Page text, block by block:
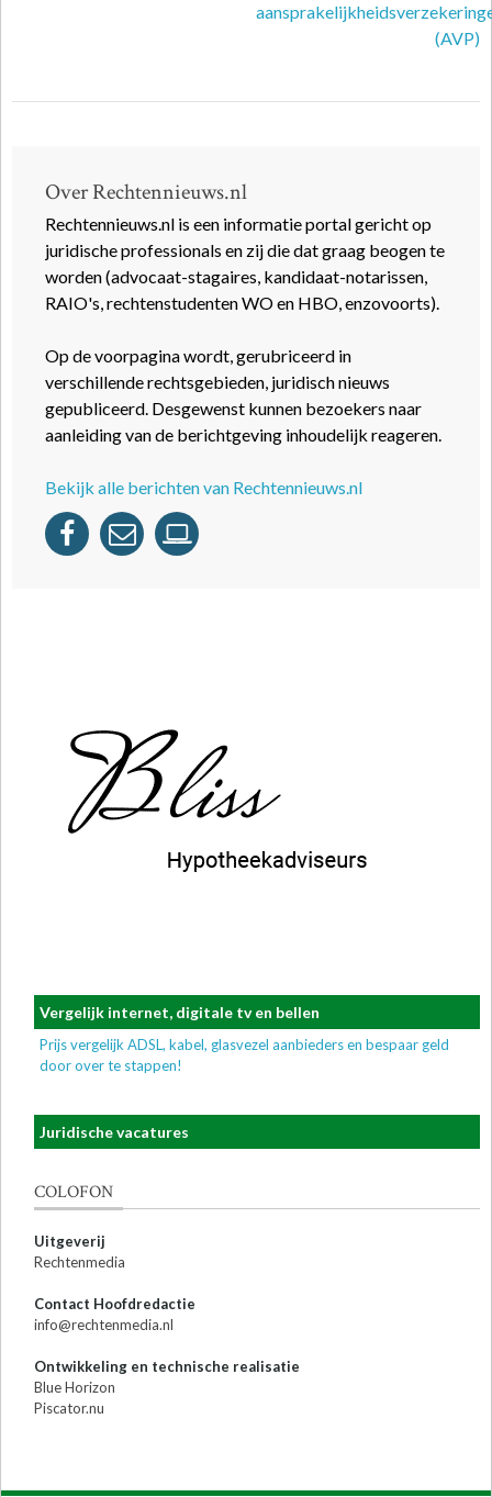
(AVP)
Over Rechtennieuws.nl
Rechtennieuws.nl is een informatie portal gericht op
juridische professionals en zij die dat graag beogen te
worden (advocaat-stagaires, kandidaat-notarissen,
RAIO's, rechtenstudenten WO en HBO, enzovoorts).
Op de voorpagina wordt, gerubriceerd in
verschillende rechtsgebieden, juridisch nieuws
gepubliceerd. Desgewenst kunnen bezoekers naar
aanleiding van de berichtgeving inhoudelijk reageren.
Bekijk alle berichten van Rechtennieuws.nl
Vergelijk internet, digitale tv en bellen
Prijs vergelijk ADSL, kabel, glasvezel aanbieders en bespaar geld
door over te stappen!
Juridische vacatures
COLOFON
Uitgeverij
Rechtenmedia
Contact Hoofdredactie
info@rechtenmedia.nl
Ontwikkeling en technische realisatie
Blue Horizon
Piscator.nu